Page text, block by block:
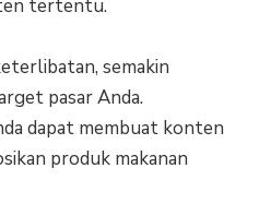
tertentu.
semakin
pasar Anda.
dapat membuat konten
produk makanan